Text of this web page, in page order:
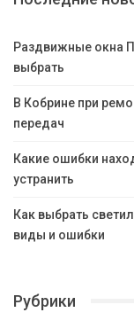
Раздвижные окна
выбрать
В Кобрине при
передач
Какие ошибки
устранить
Как выбрать
виды и ошибки
Рубрики